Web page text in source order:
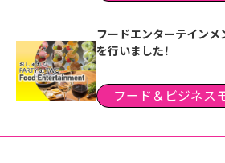
フードエンターテイン
を行いました！
フード＆ビジネス